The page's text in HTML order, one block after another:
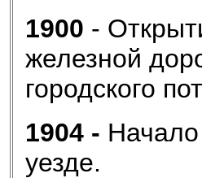
1900 -
железной
городского
1904 -
уезде.